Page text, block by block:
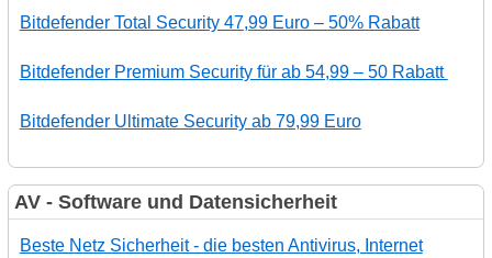
Bitdefender Total Security 47,99 Euro – 50% Rabatt
Bitdefender Premium Security für ab 54,99 – 50 Rabatt
Bitdefender Ultimate Security ab 79,99 Euro
AV - Software und Datensicherheit
Beste Netz Sicherheit - die besten Antivirus, Internet